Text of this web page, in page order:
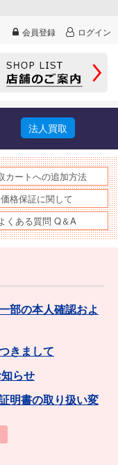
会員登録 ログイン
法人買取
カートへの追加方法
価格保証に関して
くある質問 Q＆A
部の本人確認およ
きまして
らせ
明書の取り扱い変
ついて